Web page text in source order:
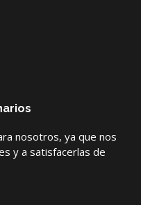
nosotros, ya que nos
y a satisfacerlas de